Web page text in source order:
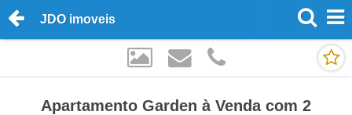
JDO imoveis
Apartamento Garden à Venda com 2